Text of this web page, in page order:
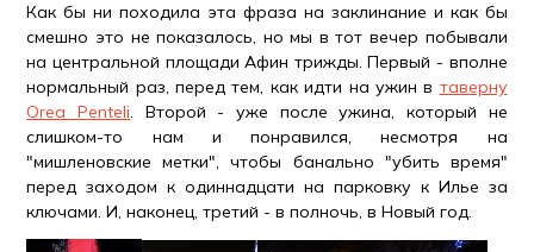
Как бы ни походила эта фраза на заклинание и как бы
смешно это не показалось, но мы в тот вечер побывали
на центральной площади Афин трижды. Первый - вполне
нормальный раз, перед тем, как идти на ужин в таверну
Orea Penteli. Второй - уже после ужина, который не
слишком-то нам и понравился, несмотря на
"мишленовские метки", чтобы банально "убить время"
перед заходом к одиннадцати на парковку к Илье за
ключами. И, наконец, третий - в полночь, в Новый год.